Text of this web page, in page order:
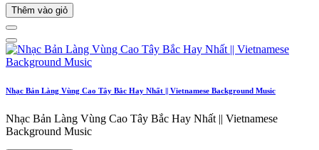
Thêm vào giỏ
Nhạc Bản Làng Vùng Cao Tây Bắc Hay Nhất || Vietnamese Background Music
Nhạc Bản Làng Vùng Cao Tây Bắc Hay Nhất || Vietnamese
Background Music